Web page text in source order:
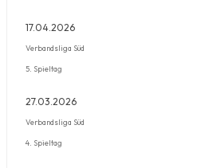
17.04.2026
Verbandsliga Süd
5. Spieltag
27.03.2026
Verbandsliga Süd
4. Spieltag